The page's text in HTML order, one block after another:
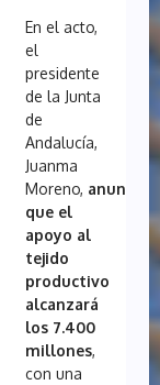
En el acto,
el
presidente
de la Junta
de
Andalucía,
Juanma
Moreno, anunció
que el
apoyo al
tejido
productivo
alcanzará
los 7.400
millones,
con una